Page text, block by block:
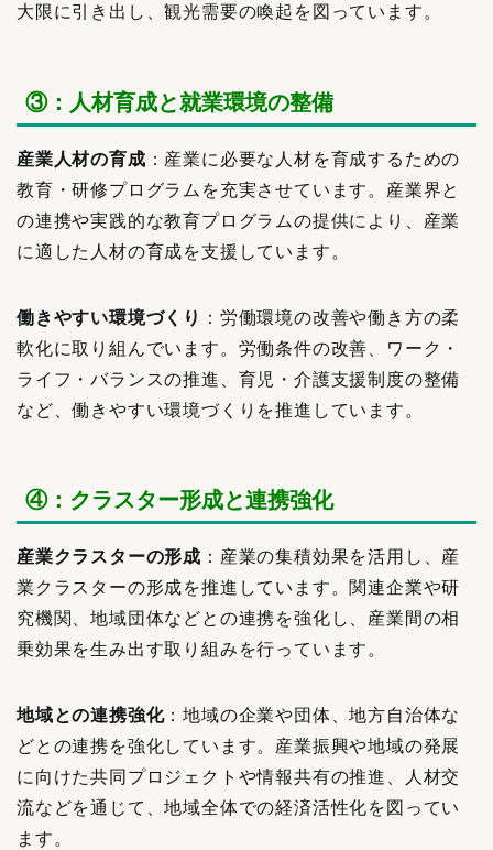
大限に引き出し、観光需要の喚起を図っています。
③：人材育成と就業環境の整備
産業人材の育成 ：産業に必要な人材を育成するための
教育・研修プログラムを充実させています。産業界と
の連携や実践的な教育プログラムの提供により、産業
に適した人材の育成を支援しています。
働きやすい環境づくり
：労働環境の改善や働き方の柔
軟化に取り組んでいます。労働条件の改善、ワーク・
ライフ・バランスの推進、育児・介護支援制度の整備
など、働きやすい環境づくりを推進しています。
④：クラスター形成と連携強化
産業クラスターの形成 ：産業の集積効果を活用し、産
業クラスターの形成を推進しています。関連企業や研
究機関、地域団体などとの連携を強化し、産業間の相
乗効果を生み出す取り組みを行っています。
地域との連携強化：地域の企業や団体、地方自治体な
どとの連携を強化しています。産業振興や地域の発展
に向けた共同プロジェクトや情報共有の推進、人材交
流などを通じて、地域全体での経済活性化を図ってい
ます。